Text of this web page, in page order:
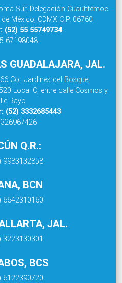
Sur, Delegación Cuauhtémoc
México, CDMX C.P. 06760
(52) 55 55749734
67198048
GUADALAJARA, JAL.
Col. Jardines del Bosque,
Local C, entre calle Cosmos y
Rayo
(52) 3332685443
Q.R.:
9983132858
BCN
6642310160
JAL.
3223130301
BCS
6122390720